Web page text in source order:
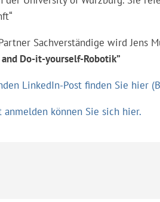
Sachverständige wird Jens
and Do-it-yourself-Robotik”
LinkedIn-Post finden Sie hier
anmelden können Sie sich hier.